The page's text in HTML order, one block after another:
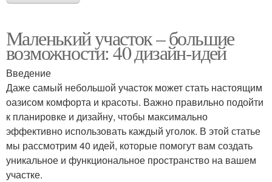
Маленький участок – большие
возможности: 40 дизайн-идей
Введение
Даже самый небольшой участок может стать настоящим
оазисом комфорта и красоты. Важно правильно подойти
к планировке и дизайну, чтобы максимально
эффективно использовать каждый уголок. В этой статье
мы рассмотрим 40 идей, которые помогут вам создать
уникальное и функциональное пространство на вашем
участке.